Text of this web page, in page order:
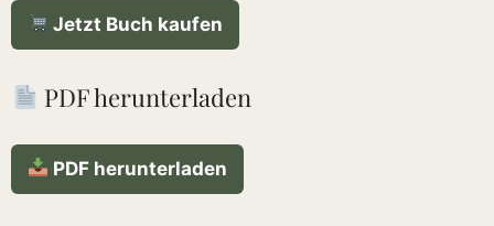
Jetzt Buch kaufen
PDF herunterladen
PDF herunterladen